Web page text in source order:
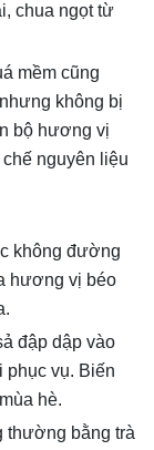
chua ngọt từ
mềm cũng
không bị
bộ hương vị
nguyên liệu
không đường
hương vị béo
đập dập vào
phục vụ. Biến
hè.
thường bằng trà